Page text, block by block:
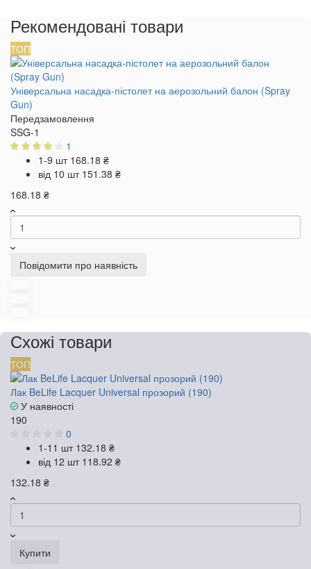
Рекомендовані товари
ТОП
Універсальна насадка-пістолет на аерозольний балон (Spray
Gun)
Передзамовлення
SSG-1
1
1-9 шт 168.18 ₴
від 10 шт 151.38 ₴
168.18 ₴
Повідомити про наявність
Схожі товари
ТОП
Лак BeLife Lacquer Universal прозорий (190)
У наявності
190
0
1-11 шт 132.18 ₴
від 12 шт 118.92 ₴
132.18 ₴
Купити